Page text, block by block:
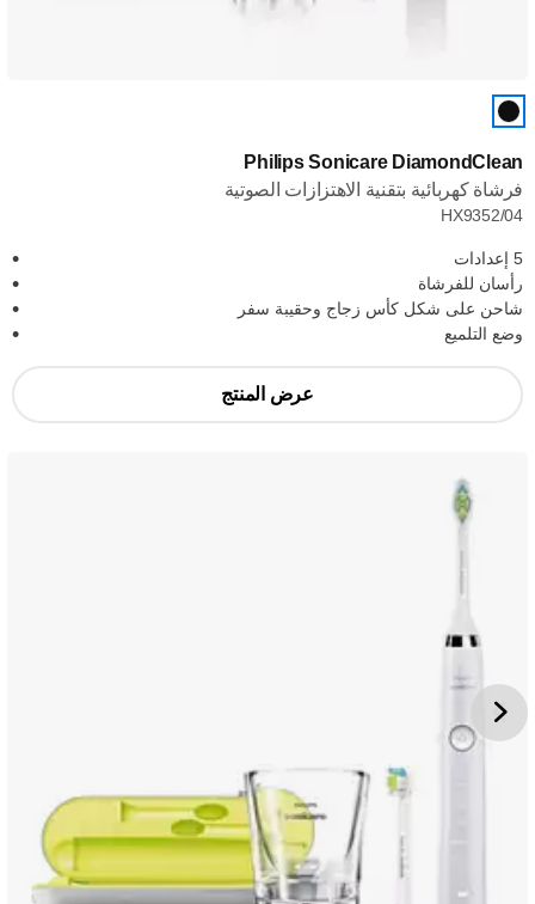
Philips Sonicare DiamondClean
فرشاة كهربائية بتقنية الاهتزازات الصوتية
HX9352/04
5 إعدادات
رأسان للفرشاة
شاحن على شكل كأس زجاج وحقيبة سفر
وضع التلميع
عرض المنتج